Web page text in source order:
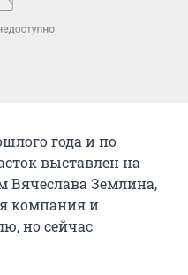
года и по
выставлен на
Вячеслава Землина,
компания и
но сейчас